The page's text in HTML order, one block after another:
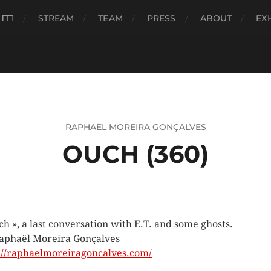
STREAM TEAM PRESS ABOUT
RAPHAËL MOREIRA GONÇALVES
OUCH (360)
», a last conversation with E.T. and some ghosts.
Moreira Gonçalves
raphaelmoreiragoncalves.com/